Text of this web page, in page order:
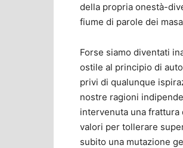
della propria onestà-
fiume di parole dei
Forse siamo diventati
ostile al principio di
privi di qualunque
nostre ragioni
intervenuta una
valori per tollerare
subito una mutazione